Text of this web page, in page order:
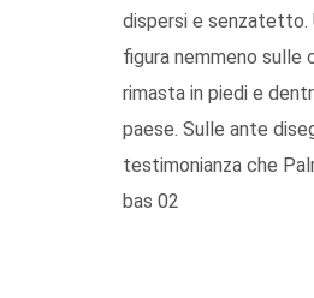
dispersi e senzatetto.
figura nemmeno
rimasta in piedi e
paese. Sulle ante
testimonianza che
bas 02